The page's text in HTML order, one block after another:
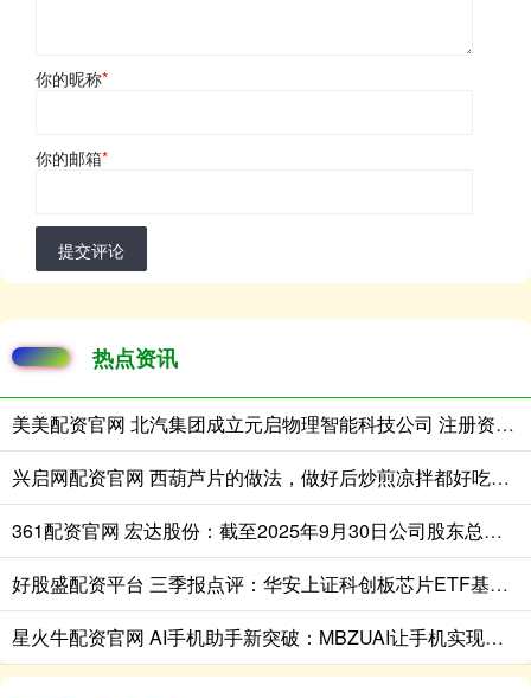
你的昵称*
你的邮箱*
提交评论
热点资讯
美美配资官网 北汽集团成立元启物理智能科技公司 注册资本8亿
兴启网配资官网 西葫芦片的做法，做好后炒煎凉拌都好吃，清爽脆嫩
361配资官网 宏达股份：截至2025年9月30日公司股东总数为61040户
好股盛配资平台 三季报点评：华安上证科创板芯片ETF基金季度涨幅65.22%
星火牛配资官网 AI手机助手新突破：MBZUAI让手机实现看图说话和画图创作双技能